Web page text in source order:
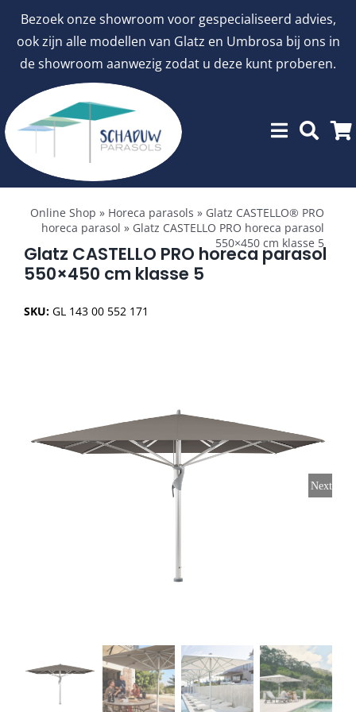
Bezoek onze showroom voor gespecialiseerd advies,
ook zijn alle modellen van Glatz en Umbrosa bij ons in
de showroom aanwezig zodat u deze kunt proberen.
inhoud
Toggle
Navigation
aanbiedingen
Muurparasols
Balkonklemmen
Online Shop » Horeca parasols » Glatz CASTELLO® PRO
horeca parasol » Glatz CASTELLO PRO horeca parasol
550×450 cm klasse 5
Glatz CASTELLO PRO horeca parasol
550×450 cm klasse 5
SKU: GL 143 00 552 171
Next